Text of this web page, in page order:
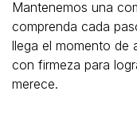
Mantenemos una
comprenda cada
llega el momento de
con firmeza para
merece.